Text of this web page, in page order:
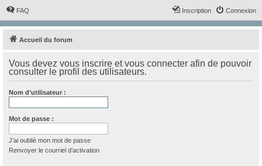
FAQ Connexion
Inscription
Accueil du forum
Vous devez vous inscrire et vous connecter afin de pouvoir
consulter le profil des utilisateurs.
Nom d’utilisateur :
Mot de passe :
J’ai oublié mon mot de passe
Renvoyer le courriel d’activation